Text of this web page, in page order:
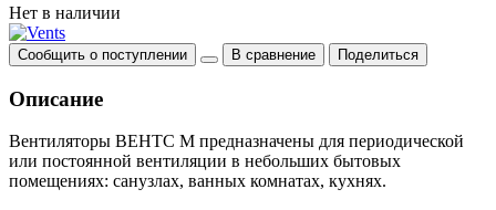
Нет в наличии
Сообщить о поступлении В сравнение Поделиться
Описание
Вентиляторы ВЕНТС М предназначены для периодической
или постоянной вентиляции в небольших бытовых
помещениях: санузлах, ванных комнатах, кухнях.